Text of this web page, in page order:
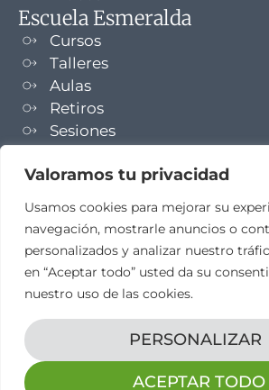
Valoramos tu privacidad
Usamos cookies para mejorar su
navegación, mostrarle anuncios o
personalizados y analizar nuestro
en “Aceptar todo” usted da su
nuestro uso de las cookies.
PERSONALIZAR
ACEPTAR TODO
Escuela Esmeralda
Cursos
Talleres
Aulas
Retiros
Sesiones
NEWSLETTER
TELEGRAM
Aviso legal
Diseño